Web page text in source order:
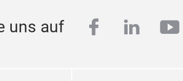
uns auf facebook
linkedin